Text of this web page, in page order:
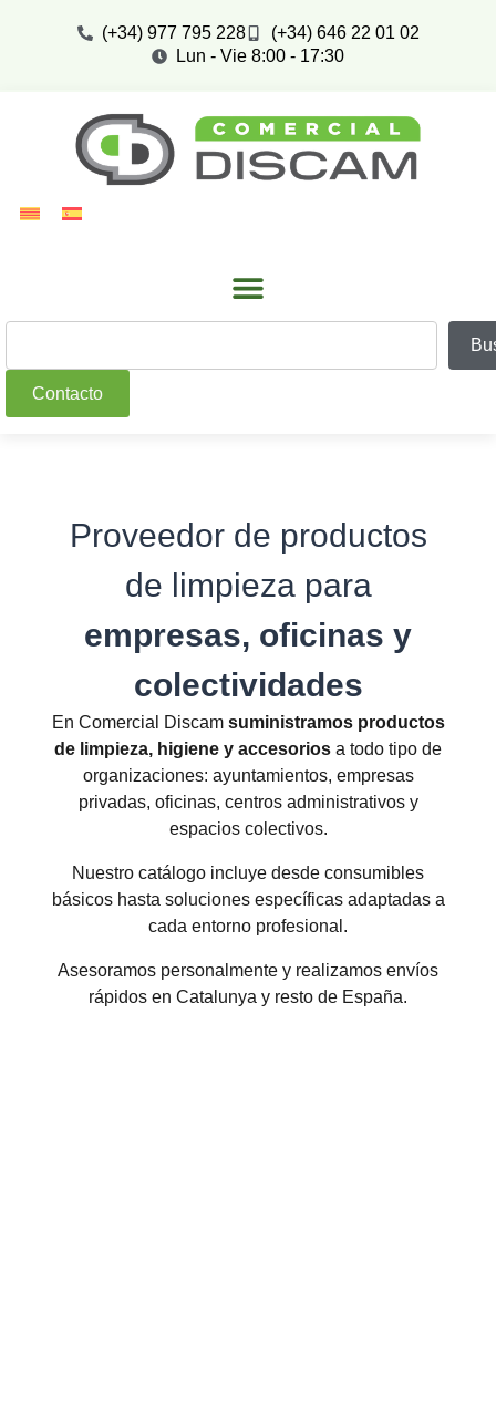
(+34) 977 795 228
(+34) 646 22 01 02
Lun - Vie 8:00 - 17:30
Contacto
Proveedor de productos
de limpieza para
empresas, oficinas y
colectividades
En Comercial Discamsuministramos productos
de limpieza, higiene y accesorios a todo tipo de
organizaciones: ayuntamientos, empresas
privadas, oficinas, centros administrativos y
espacios colectivos.
Nuestro catálogo incluye desde consumibles
básicos hasta soluciones específicas adaptadas a
cada entorno profesional.
Asesoramos personalmente y realizamos envíos
rápidos en Catalunya y resto de España.